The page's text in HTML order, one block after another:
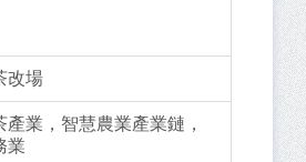
改場
產業，智慧農業產業鏈，
業